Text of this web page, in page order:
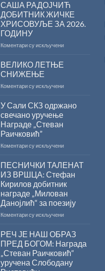
САША РАДОЈЧИЋ
ДОБИТНИК ЖИЧКЕ
ХРИСОВУЉЕ ЗА 2026.
ГОДИНУ
Коментари су искљученина
ХРИСОВУЉЕ
2026.
ВЕЛИКО ЛЕТЊЕ
СНИЖЕЊЕ
Коментари су искљученина
У Сали СКЗ одржано
свечано уручење
Награде „Стеван
Раичковић”
Коментари су искљученина
Сали
СКЗ
одржано
свечано
уручење
Награде
„Стеван
ПЕСНИЧКИ ТАЛЕНАТ
ИЗ ВРШЦА: Стефан
Кирилов добитник
награде „Милован
Данојлић“ за поезију
Коментари су искљученина
ТАЛЕНАТ
ВРШЦА:
Стефан
Кирилов
РЕЧ ЈЕ НАШ ОБРАЗ
ПРЕД БОГОМ: Награда
„Стеван Раичковић“
уручена Слободану